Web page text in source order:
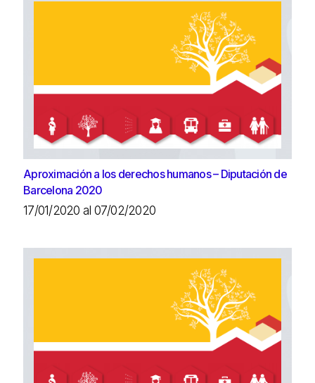
Aproximación a los derechos humanos – Diputación de
Barcelona 2020
17/01/2020 al 07/02/2020